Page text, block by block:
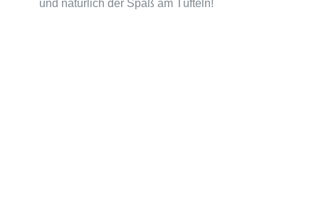
und natürlich der Spaß am Tüfteln!